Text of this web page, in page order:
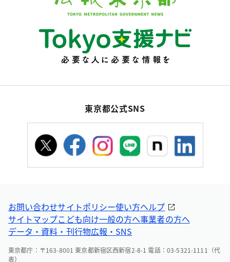
東京都公式SNS
お問い合わせサイトポリシー使い方ヘルプ
サイトマップこども向け一般の方へ事業者の方へ
データ・資料・刊行物広報・SNS
東京都庁：〒163-8001 東京都新宿区西新宿2-8-1 電話：03-5321-1111（代
表）